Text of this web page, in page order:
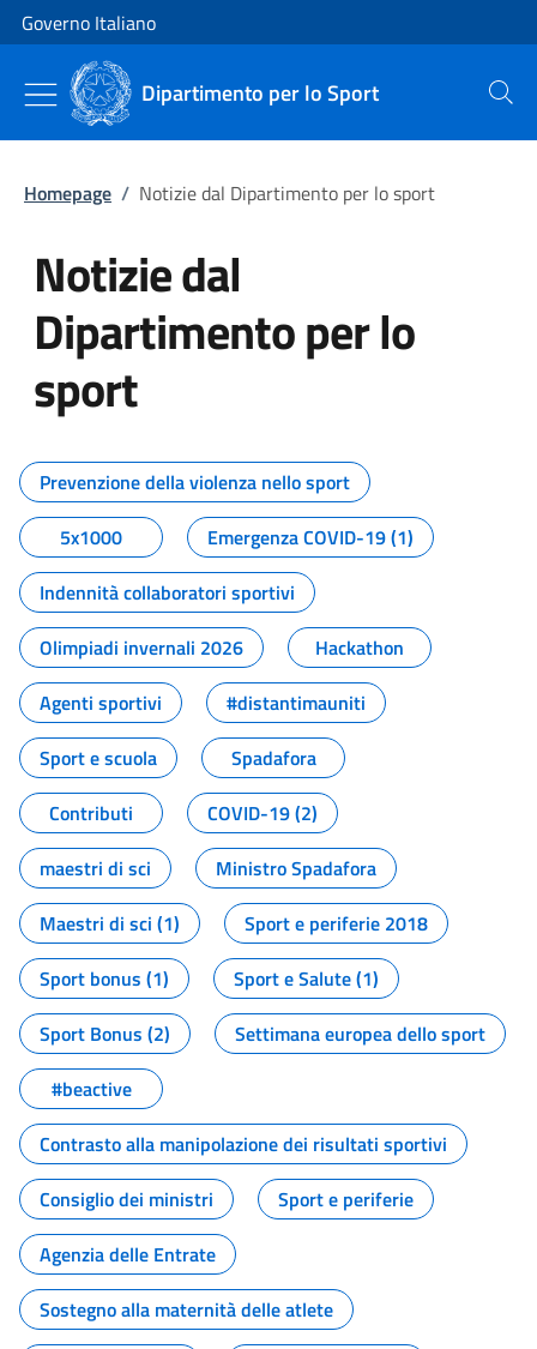
Vai al contenuto
Vai alla navigazione del sito
Governo Italiano
Dipartimento per lo Sport Cerca
Homepage / Notizie dal Dipartimento per lo sport
Notizie dal
Dipartimento per lo
sport
Tutti i contenuti della pagina
Prevenzione della violenza nello sport
5x1000
Emergenza COVID-19 (1)
Indennità collaboratori sportivi
Olimpiadi invernali 2026
Hackathon
Agenti sportivi
#distantimauniti
Sport e scuola
Spadafora
Contributi
COVID-19 (2)
maestri di sci
Ministro Spadafora
Maestri di sci (1)
Sport e periferie 2018
Sport bonus (1)
Sport e Salute (1)
Sport Bonus (2)
Settimana europea dello sport
#beactive
Contrasto alla manipolazione dei risultati sportivi
Consiglio dei ministri
Sport e periferie
Agenzia delle Entrate
Sostegno alla maternità delle atlete